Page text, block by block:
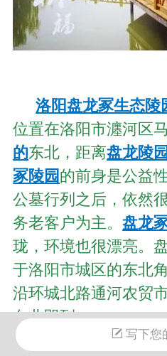
洛阳盘龙冢生态陵
位置在洛阳市瀍河区
的东北，距离盘龙陵
冢陵园 的前身是公益
公墓行列之后，依然
务老客户为主。盘龙
珑，环境也很漂亮。
于洛阳市城区的东北
沿环城北路通河农贸
向北即到。
写下您